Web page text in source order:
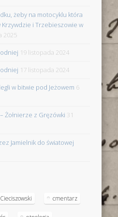
żeby na motocyklu która
i Trzebieszowie w
2025
19 listopada 2024
17 listopada 2024
w bitwie pod Jeżowem 6
Żołnierze z Gręzówki 31
Jamielnik do światowej
Cieciszowski cmentarz